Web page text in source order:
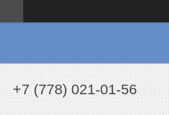
+7 (778) 021-01-56